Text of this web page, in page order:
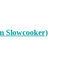
Slowcooker)